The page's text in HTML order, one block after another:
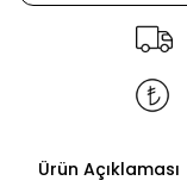
Ürün Açıklaması